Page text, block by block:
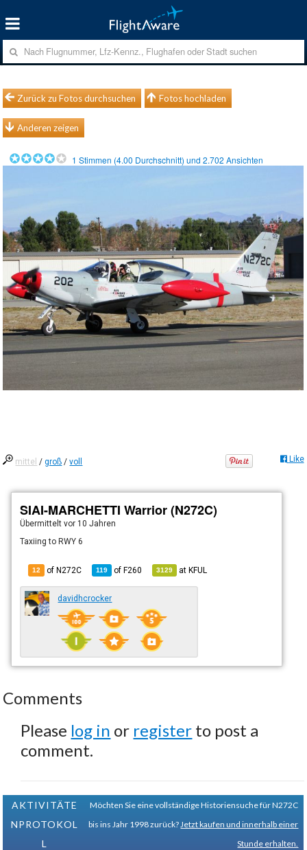
Zurück zu Fotos durchsuchen Fotos hochladen
Anderen zeigen
1 Stimmen (4.00 Durchschnitt) und2.702 Ansichten
mittel /groß /voll Like
SIAI-MARCHETTI Warrior (N272C)
Übermitteltvor 10 Jahren
Taxiing to RWY 6
12 of N272C 119 ofF260 3129 atKFUL
davidhcrocker
Comments
Please log in or register to post a
comment.
AKTIVITÄTE
NPROTOKOL
L
Möchten Sie eine vollständige Historiensuche für N272C
bis ins Jahr 1998 zurück? Jetzt kaufen und innerhalb einer
Stunde erhalten.